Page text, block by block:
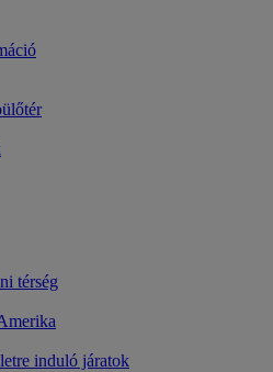
térség
induló járatok